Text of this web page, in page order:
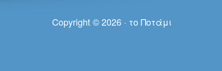
Copyright © 2026 · τo Πoτάμι